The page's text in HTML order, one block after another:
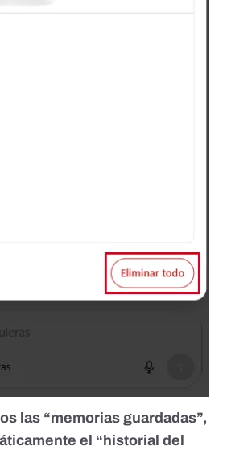
las “memorias guardadas”,
el “historial del